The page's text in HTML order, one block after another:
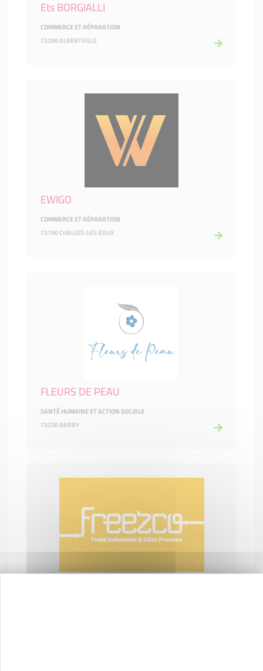
Ets BORGIALLI
COMMERCE ET RÉPARATION
73200 ALBERTVILLE
EWIGO
COMMERCE ET RÉPARATION
73190 CHALLES-LES-EAUX
FLEURS DE PEAU
SANTÉ HUMAINE ET ACTION SOCIALE
73230 BARBY